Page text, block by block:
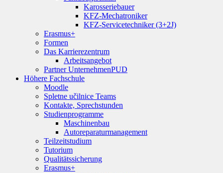
Karosseriebauer
KFZ-Mechatroniker
KFZ-Servicetechniker (3+2J)
Erasmus+
Formen
Das Karrierezentrum
Arbeitsangebot
Partner UnternehmenPUD
Höhere Fachschule
Moodle
Spletne učilnice Teams
Kontakte, Sprechstunden
Studienprogramme
Maschinenbau
Autoreparaturmanagement
Teilzeitstudium
Tutorium
Qualitätssicherung
Erasmus+